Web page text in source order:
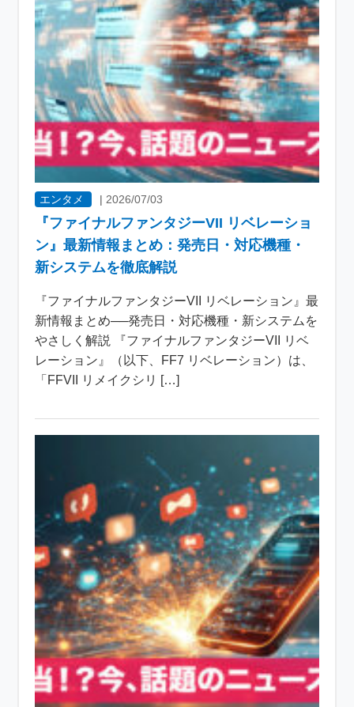
エンタメ | 2026/07/03
『ファイナルファンタジーVII リベレーショ
ン』最新情報まとめ：発売日・対応機種・
新システムを徹底解説
『ファイナルファンタジーVII リベレーション』最
新情報まとめ──発売日・対応機種・新システムを
やさしく解説 『ファイナルファンタジーVII リベ
レーション』（以下、FF7 リベレーション）は、
「FFVII リメイクシリ […]